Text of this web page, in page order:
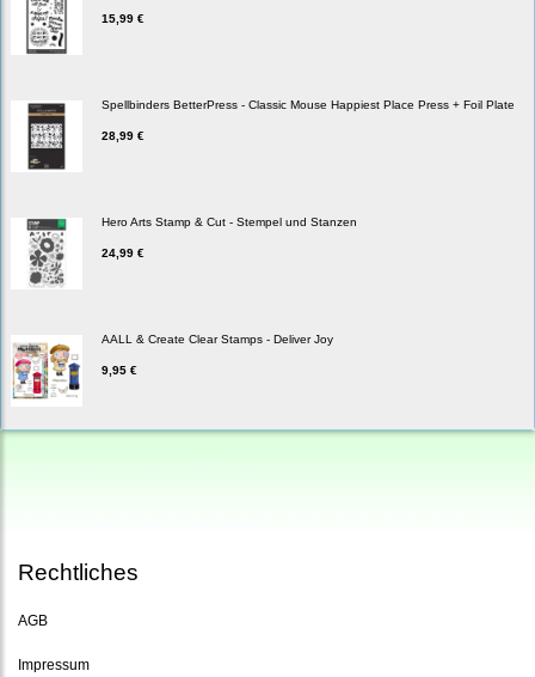
15,99 €
Spellbinders BetterPress - Classic Mouse Happiest Place Press + Foil Plate
28,99 €
Hero Arts Stamp & Cut - Stempel und Stanzen
24,99 €
AALL & Create Clear Stamps - Deliver Joy
9,95 €
Rechtliches
AGB
Impressum